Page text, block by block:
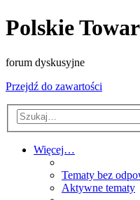
Polskie
forum dyskusyjne
Przejdź do zawartości
Więcej…
Tematy bez
Aktywne tematy